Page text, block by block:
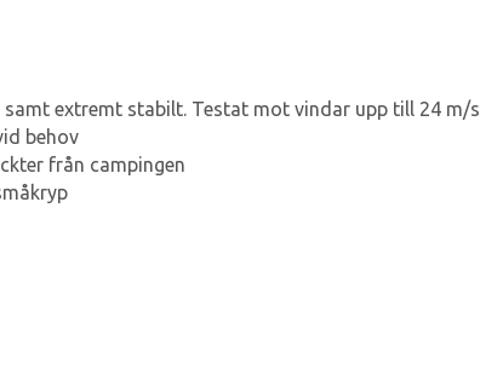
extremt stabilt. Testat mot vindar upp till 24 m/s
behov
från campingen